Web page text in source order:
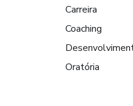
Carreira
Coaching
Oratória